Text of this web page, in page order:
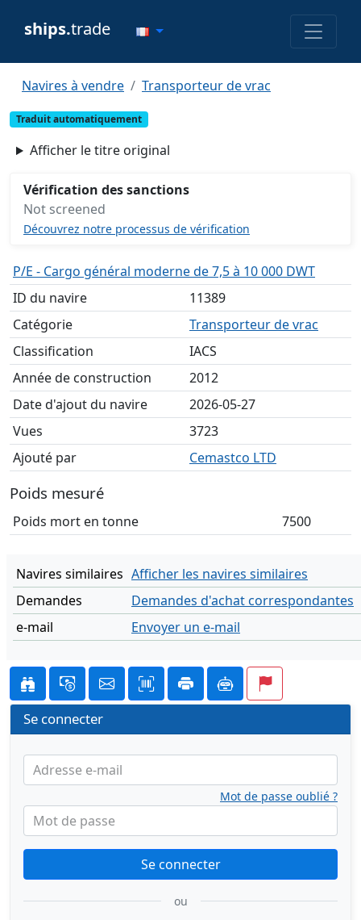
ships.trade
Navires à vendre Transporteur de vrac
Traduit automatiquement
Afficher le titre original
Vérification des sanctions
Not screened
Découvrez notre processus de vérification
P/E - Cargo général moderne de 7,5 à 10 000 DWT
ID du navire
11389
Catégorie
Transporteur de vrac
Classification
IACS
Année de construction
2012
Date d'ajout du navire
2026-05-27
Vues
3723
Ajouté par
Cemastco LTD
Poids mesuré
Poids mort en tonne 7500
Navires similaires Afficher les navires similaires
Demandes
Demandes d'achat correspondantes
e-mail
Envoyer un e-mail
Se connecter
Adresse e-mail
Mot de passe
Mot de passe oublié ?
Se connecter
ou